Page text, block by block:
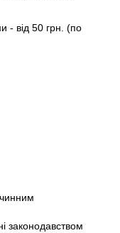
- від 50 грн. (по
чинним
законодавством